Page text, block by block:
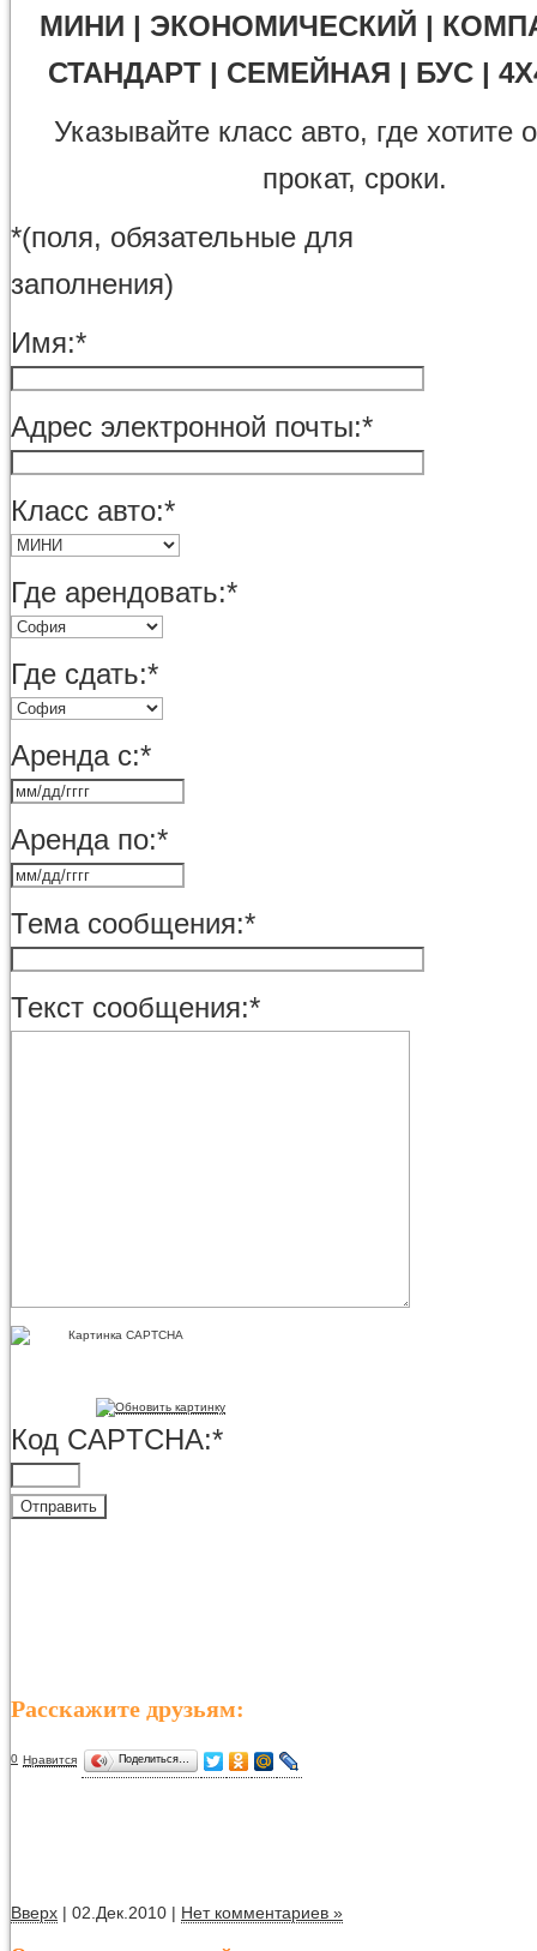
МИНИ | ЭКОНОМИЧЕСКИЙ |
СТАНДАРТ | СЕМЕЙНАЯ | БУС |
Указывайте класс авто, где хотите
прокат, сроки.
*(поля, обязательные для
заполнения)
Имя:*
Адрес электронной почты:*
Класс авто:*
Где арендовать:*
Где сдать:*
Аренда с:*
Аренда по:*
Тема сообщения:*
Текст сообщения:*
Код CAPTCHA:*
Расскажите друзьям:
0 Нравится Поделиться…
Вверх | 02.Дек.2010 | Нет комментариев »